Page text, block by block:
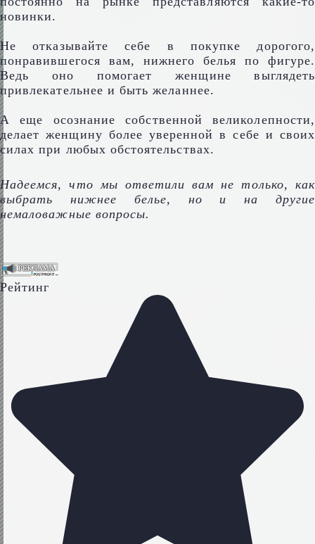
новинки.
Не отказывайте себе в покупке дорогого,
понравившегося вам, нижнего белья по фигуре.
Ведь оно помогает женщине выглядеть
привлекательнее и быть желаннее.
А еще осознание собственной великолепности,
делает женщину более уверенной в себе и своих
силах при любых обстоятельствах.
Надеемся, что мы ответили вам не только, как
выбрать нижнее белье, но и на другие
немаловажные вопросы.
Рейтинг